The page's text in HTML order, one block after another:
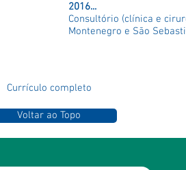
2016...
Consultório (clínica e
Montenegro e São
Currículo completo
Voltar ao Topo